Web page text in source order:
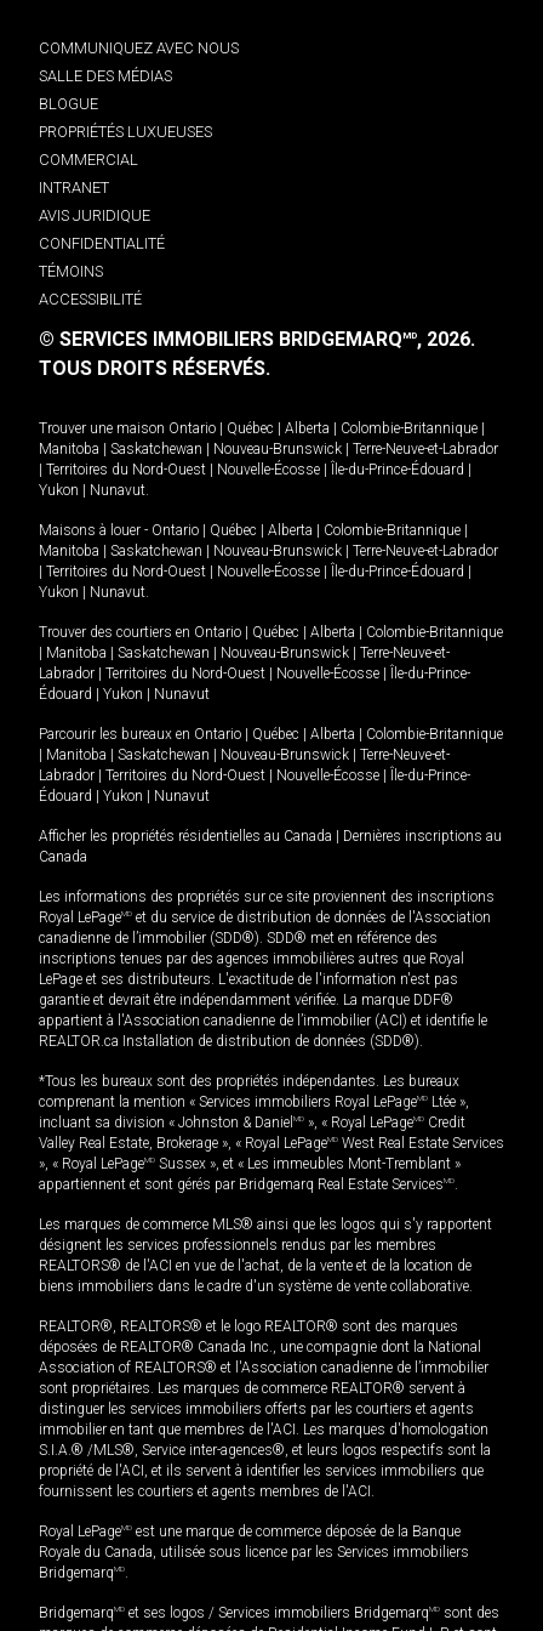
COMMUNIQUEZ AVEC NOUS
SALLE DES MÉDIAS
BLOGUE
PROPRIÉTÉS LUXUEUSES
COMMERCIAL
INTRANET
AVIS JURIDIQUE
CONFIDENTIALITÉ
TÉMOINS
ACCESSIBILITÉ
© SERVICES IMMOBILIERS BRIDGEMARQMD, 2026.
TOUS DROITS RÉSERVÉS.
Trouver une maison Ontario Québec Alberta Colombie-Britannique
Manitoba
Saskatchewan Nouveau-Brunswick
Terre-Neuve-et-Labrador
Territoires du Nord-Ouest Nouvelle-Écosse Île-du-Prince-Édouard
Yukon
Nunavut.
Maisons à louer - Ontario Québec Alberta Colombie-Britannique
Manitoba
Saskatchewan Nouveau-Brunswick
Terre-Neuve-et-Labrador
Territoires du Nord-Ouest Nouvelle-Écosse Île-du-Prince-Édouard
Yukon
Nunavut.
Trouver des courtiers en Ontario Québec Alberta
Colombie-Britannique
Manitoba Saskatchewan Nouveau-Brunswick
Terre-Neuve-et-
Labrador
Territoires du Nord-Ouest Nouvelle-Écosse
Île-du-Prince-
Édouard
Yukon Nunavut
Parcourir les bureaux en Ontario Québec Alberta
Colombie-Britannique
Manitoba Saskatchewan Nouveau-Brunswick
Terre-Neuve-et-
Labrador
Territoires du Nord-Ouest Nouvelle-Écosse
Île-du-Prince-
Édouard
Yukon Nunavut
Afficher les propriétés résidentielles au Canada
Dernières inscriptions au
Canada
Les informations des propriétés sur ce site proviennent des inscriptions
Royal LePageMD et du service de distribution de données de l'Association
canadienne de l’immobilier (SDD®). SDD® met en référence des
inscriptions tenues par des agences immobilières autres que Royal
LePage et ses distributeurs. L'exactitude de l'information n'est pas
garantie et devrait être indépendamment vérifiée. La marque DDF®
appartient à l'Association canadienne de l’immobilier (ACI) et identifie le
REALTOR.ca Installation de distribution de données (SDD®).
*Tous les bureaux sont des propriétés indépendantes. Les bureaux
comprenant la mention « Services immobiliers Royal LePageMD Ltée »,
incluant sa division « Johnston & Daniel MD », « Royal LePageMD Credit
Valley Real Estate, Brokerage », « Royal LePageMD West Real Estate Services
», « Royal LePageMD Sussex », et « Les immeubles Mont-Tremblant »
appartiennent et sont gérés par Bridgemarq Real Estate ServicesMD.
Les marques de commerce MLS® ainsi que les logos qui s'y rapportent
désignent les services professionnels rendus par les membres
REALTORS® de l'ACI en vue de l'achat, de la vente et de la location de
biens immobiliers dans le cadre d'un système de vente collaborative.
REALTOR®, REALTORS® et le logo REALTOR® sont des marques
déposées de REALTOR® Canada Inc., une compagnie dont la National
Association of REALTORS® et l'Association canadienne de l’immobilier
sont propriétaires. Les marques de commerce REALTOR® servent à
distinguer les services immobiliers offerts par les courtiers et agents
immobilier en tant que membres de l'ACI. Les marques d'homologation
S.I.A.® /MLS®, Service inter-agences®, et leurs logos respectifs sont la
propriété de l'ACI, et ils servent à identifier les services immobiliers que
fournissent les courtiers et agents membres de l'ACI.
Royal LePageMD est une marque de commerce déposée de la Banque
Royale du Canada, utilisée sous licence par les Services immobiliers
BridgemarqMD.
BridgemarqMD et ses logos / Services immobiliers BridgemarqMD sont des